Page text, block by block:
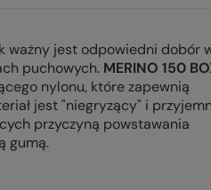
ważny jest odpowiedni dobór
puchowych. MERINO 150
nylonu, które zapewnią
jest "niegryzący" i
przyczyną powstawania
gumą.